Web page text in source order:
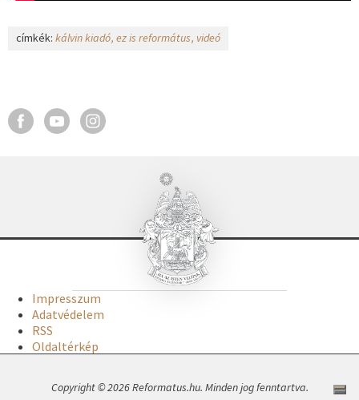
címkék: kálvin kiadó ez is református videó
Impresszum
Adatvédelem
RSS
Oldaltérkép
Copyright © 2026 Reformatus.hu. Minden jog fenntartva.